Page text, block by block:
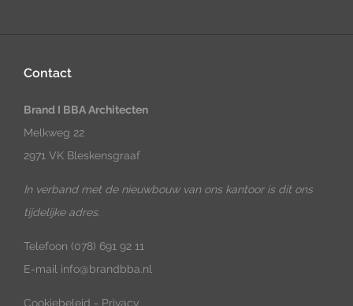
Contact
Brand I BBA Architecten
Melkweg 22
2971 VK Bleskensgraaf
In verband met de nieuwbouw van ons kantoor is dit ons
tijdelijke adres.
Telefoon (078) 691 92 11
E-mail info@brandbba.nl
Cookiebeleid - Privacy